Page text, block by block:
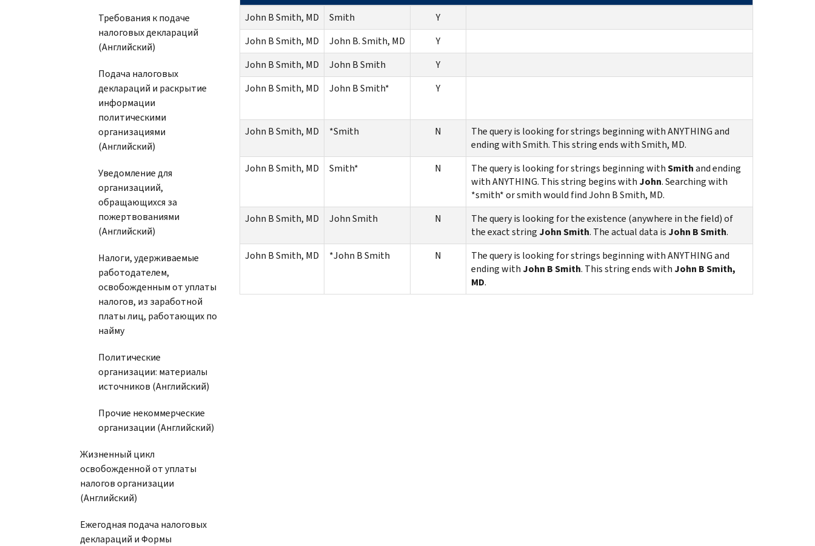
Требования к подаче
налоговых деклараций
(Английский)
Подача налоговых
деклараций и раскрытие
информации
политическими
организациями
(Английский)
Уведомление для
организациий,
обращающихся за
пожертвованиями
(Английский)
Налоги, удерживаемые
работодателем,
освобожденным от уплаты
налогов, из заработной
платы лиц, работающих по
найму
Политические
организации: материалы
источников (Английский)
Прочие некоммерческие
организации (Английский)
Жизненный цикл
освобожденной от уплаты
налогов организации
(Английский)
Ежегодная подача налоговых
деклараций и Формы
John B Smith, MD Smith
Y
John B Smith, MD
John B. Smith, MD
Y
John B Smith, MD
John B Smith
Y
John B Smith, MD
John B Smith* Y
John B Smith, MD *Smith N
The query is looking for strings beginning with ANYTHING and
ending with Smith. This string ends with Smith, MD.
John B Smith, MD
Smith* N The query is looking for strings beginning withSmithand ending
with ANYTHING. This string begins with John. Searching with
*smith* or smith would find John B Smith, MD.
John B Smith, MD
John Smith N
The query is looking for the existence (anywhere in the field) of
the exact string John Smith. The actual data is John B Smith.
John B Smith, MD
*John B Smith N
The query is looking for strings beginning with ANYTHING and
ending with John B Smith. This string ends with John B Smith,
MD.